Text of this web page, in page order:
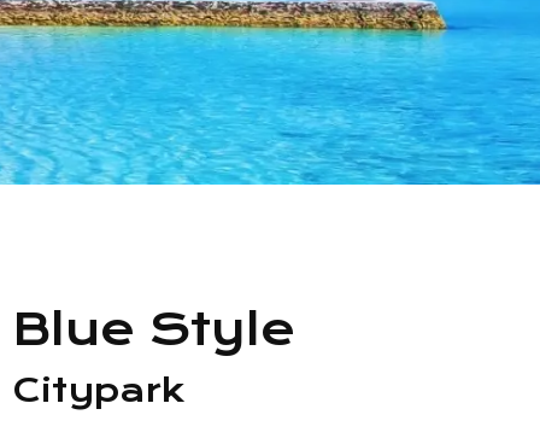
Seznam prodejen
Informace
Blue Style
Citypark